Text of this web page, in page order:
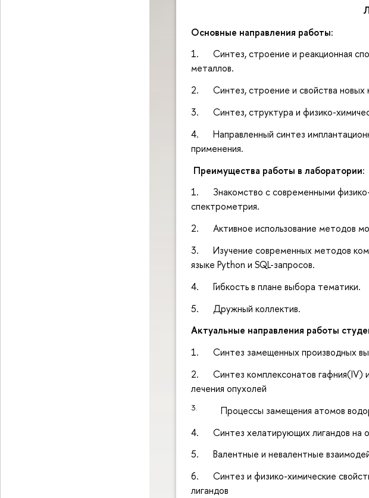
Основные направления работы:
1. Синтез, строение и реакционная
металлов.
2. Синтез, строение и свойства новых
3. Синтез, структура и физико-
4. Направленный синтез
применения.
Преимущества работы в лаборатории:
1. Знакомство с современными
спектрометрия.
2. Активное использование методов
3. Изучение современных методов
языке Python и SQL-запросов.
4. Гибкость в плане выбора тематики.
5. Дружный коллектив.
Актуальные направления работы
1. Синтез замещенных производных
2. Синтез комплексонатов гафния(IV) и
лечения опухолей
3. Процессы замещения атомов
4. Синтез хелатирующих лигандов на
5. Валентные и невалентные
6. Синтез и физико-химические
лигандов